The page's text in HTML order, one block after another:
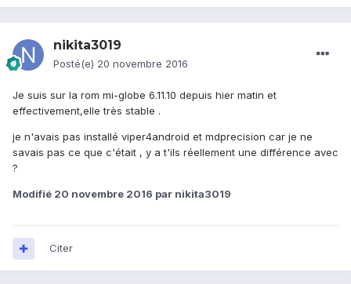
nikita3019
Posté(e) 20 novembre 2016
Je suis sur la rom mi-globe 6.11.10 depuis hier matin et
effectivement,elle très stable .
je n'avais pas installé viper4android et mdprecision car je ne
savais pas ce que c'était , y a t'ils réellement une différence avec
?
Modifié 20 novembre 2016 par nikita3019
Citer